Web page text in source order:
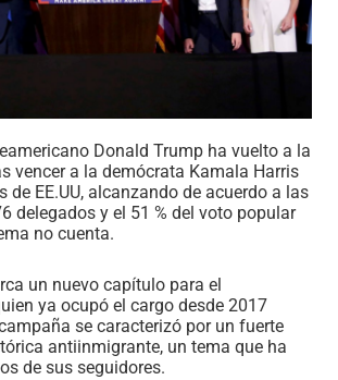
Donald Trump ha vuelto a la
vencer a la demócrata Kamala Harris
de EE.UU, alcanzando de acuerdo a las
delegados y el 51 % del voto popular
no cuenta.
un nuevo capítulo para el
ya ocupó el cargo desde 2017
se caracterizó por un fuerte
antiinmigrante, un tema que ha
de sus seguidores.